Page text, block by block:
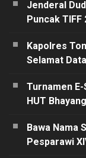
Jenderal
Puncak TIFF
Kapolres
Selamat
Turnamen
HUT
Bawa Nama
Pesparawi